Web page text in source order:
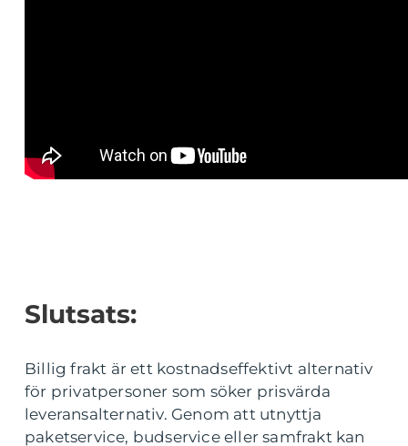
Slutsats:
Billig frakt är ett kostnadseffektivt alternativ
för privatpersoner som söker prisvärda
leveransalternativ. Genom att utnyttja
paketservice, budservice eller samfrakt kan